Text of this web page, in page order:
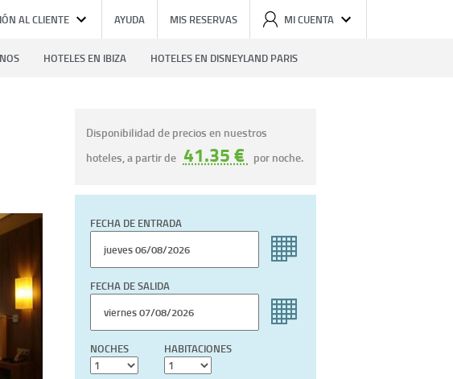
AL CLIENTE AYUDA MIS RESERVAS MI CUENTA
HOTELES EN IBIZA HOTELES EN DISNEYLAND PARIS
Disponibilidad de precios en nuestros
hoteles, a partir de 41.35 € por noche.
FECHA DE ENTRADA
FECHA DE SALIDA
NOCHES HABITACIONES